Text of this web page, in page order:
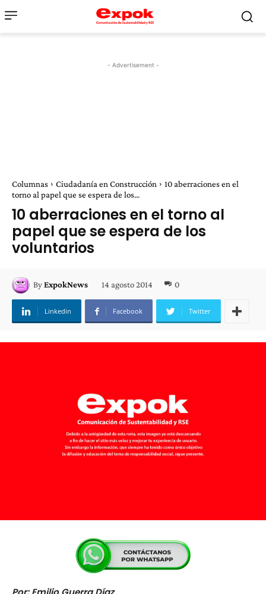
- Advertisement -
Columnas Ciudadanía en Construcción
10 aberraciones en el
torno al papel que se espera de los...
10 aberraciones en el torno al
papel que se espera de los
voluntarios
ByExpokNews 14 agosto 2014 0
Linkedin Facebook Twitter